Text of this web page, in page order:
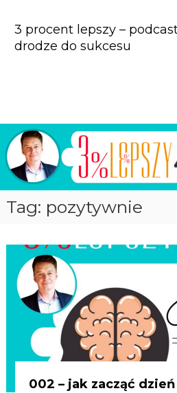
n
e
n
3 procent lepszy –
drodze do sukcesu
Tag: pozytywnie
002 – jak zacząć